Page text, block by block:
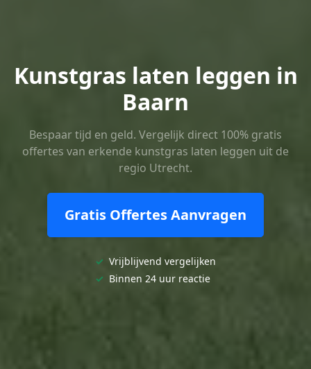
Kunstgras laten leggen in
Baarn
Bespaar tijd en geld. Vergelijk direct 100% gratis
offertes van erkende kunstgras laten leggen uit de
regio Utrecht.
Gratis Offertes Aanvragen
✓ Vrijblijvend vergelijken
✓ Binnen 24 uur reactie